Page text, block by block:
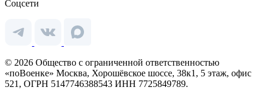
Соцсети
© 2026 Общество с ограниченной ответственностью
«поВоенке» Москва, Хорошёвское шоссе, 38к1, 5 этаж, офис
521, ОГРН 5147746388543 ИНН 7725849789.